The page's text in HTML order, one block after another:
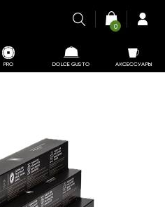
PRO DOLCE GUSTO АКСЕССУАРЫ
0